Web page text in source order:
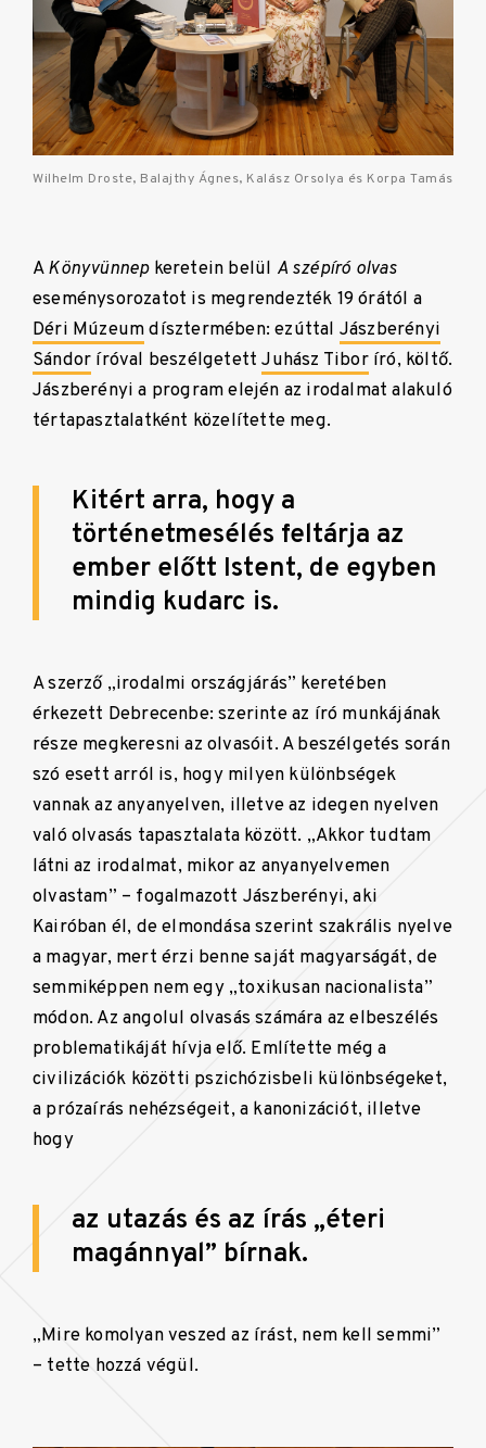
Wilhelm Droste, Balajthy Ágnes, Kalász Orsolya és Korpa Tamás
AKönyvünnepkeretein belül A szépíró olvas
eseménysorozatot is megrendezték 19 órától a
Déri Múzeumdísztermében: ezúttal Jászberényi
Sándor íróval beszélgetettJuhász Tiboríró, költő.
Jászberényi a program elején az irodalmat alakuló
tértapasztalatként közelítette meg.
Kitért arra, hogy a
történetmesélés feltárja az
ember előtt Istent, de egyben
mindig kudarc is.
A szerző „irodalmi országjárás” keretében
érkezett Debrecenbe: szerinte az író munkájának
része megkeresni az olvasóit. A beszélgetés során
szó esett arról is, hogy milyen különbségek
vannak az anyanyelven, illetve az idegen nyelven
való olvasás tapasztalata között. „Akkor tudtam
látni az irodalmat, mikor az anyanyelvemen
olvastam” – fogalmazott Jászberényi, aki
Kairóban él, de elmondása szerint szakrális nyelve
a magyar, mert érzi benne saját magyarságát, de
semmiképpen nem egy „toxikusan nacionalista”
módon. Az angolul olvasás számára az elbeszélés
problematikáját hívja elő. Említette még a
civilizációk közötti pszichózisbeli különbségeket,
a prózaírás nehézségeit, a kanonizációt, illetve
hogy
az utazás és az írás „éteri
magánnyal” bírnak.
„Mire komolyan veszed az írást, nem kell semmi”
– tette hozzá végül.